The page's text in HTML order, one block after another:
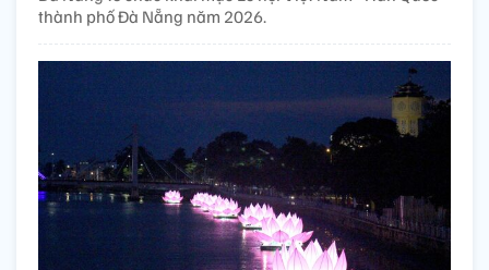
thành phố Đà Nẵng năm 2026.